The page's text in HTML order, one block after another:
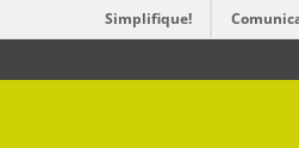
Simplifique!